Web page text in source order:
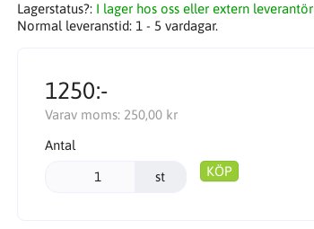
Lagerstatus?: I lager hos oss eller extern leverantör
Normal leveranstid: 1 - 5 vardagar.
1250:-
Varav moms: 250,00 kr
Antal
st KÖP